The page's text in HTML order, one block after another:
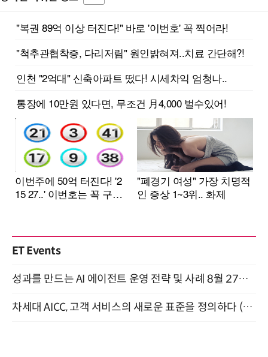
ET Events
성과를 만드는 AI 에이전트 운영 전략 및 사례 8월 27일 개최
차세대 AICC, 고객 서비스의 새로운 표준을 정의하다 (9/9)